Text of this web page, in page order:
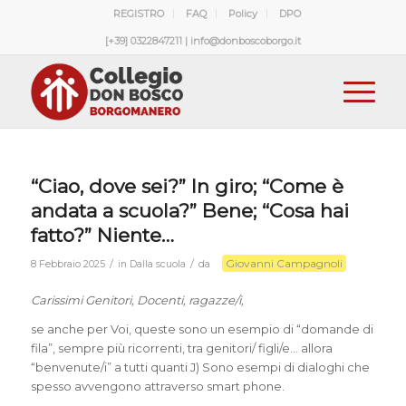
REGISTRO FAQ Policy DPO
[+39] 0322847211 | info@donboscoborgo.it
“Ciao, dove sei?” In giro; “Come è
andata a scuola?” Bene; “Cosa hai
fatto?” Niente…
8 Febbraio 2025 / in Dalla scuola / da Giovanni Campagnoli
Carissimi Genitori, Docenti, ragazze/i,
se anche per Voi, queste sono un esempio di “domande di
fila”, sempre più ricorrenti, tra genitori/ figli/e… allora
“benvenute/i” a tutti quanti J) Sono esempi di dialoghi che
spesso avvengono attraverso smart phone.